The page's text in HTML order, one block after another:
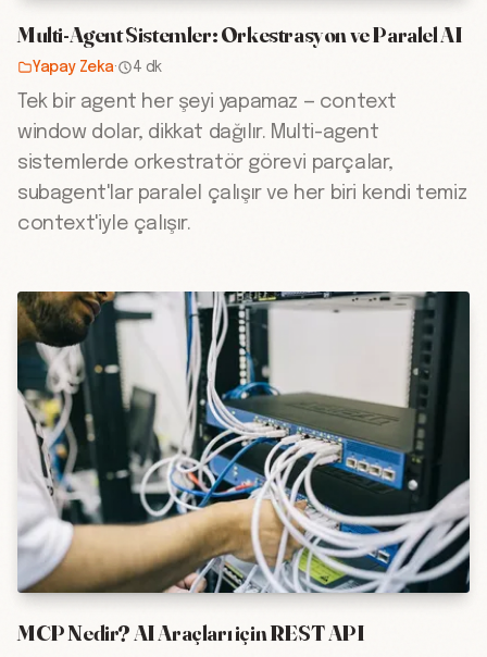
Multi-Agent Sistemler: Orkestrasyon ve Paralel AI
Yapay Zeka· 4 dk
Tek bir agent her şeyi yapamaz — context
window dolar, dikkat dağılır. Multi-agent
sistemlerde orkestratör görevi parçalar,
subagent'lar paralel çalışır ve her biri kendi temiz
context'iyle çalışır.
MCP Nedir? AI Araçları için REST API